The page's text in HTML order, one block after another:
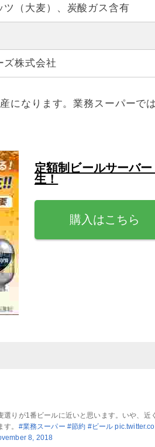
ツ（大麦）、炭酸ガス含有
ズ株式会社
になります。業務スーパーで
定額制ビールサーバ
生！
購入はこちら
りが1番ビールに近いと思います。いや、近
。 #業務スーパー #節約 #ビール
8, 2018